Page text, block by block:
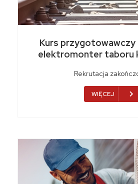
Kurs przygotowawczy
elektromonter taboru
Rekrutacja
WIĘCEJ